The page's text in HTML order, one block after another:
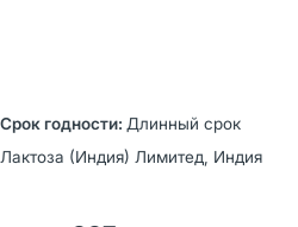
Длинный срок
Лактоза (Индия) Лимитед, Индия